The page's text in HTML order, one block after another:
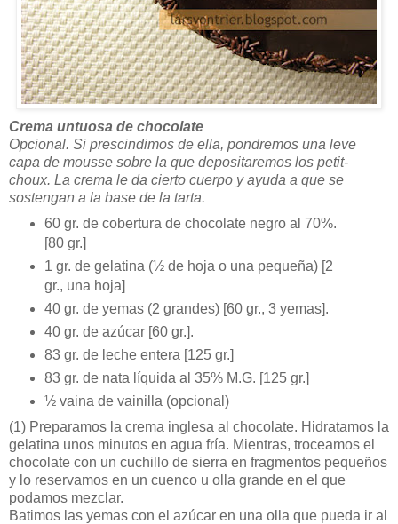
Crema untuosa de chocolate
Opcional. Si prescindimos de ella, pondremos una leve
capa de mousse sobre la que depositaremos los petit-
choux. La crema le da cierto cuerpo y ayuda a que se
sostengan a la base de la tarta.
60 gr. de cobertura de chocolate negro al 70%.
[80 gr.]
1 gr. de gelatina (½ de hoja o una pequeña) [2
gr., una hoja]
40 gr. de yemas (2 grandes) [60 gr., 3 yemas].
40 gr. de azúcar [60 gr.].
83 gr. de leche entera [125 gr.]
83 gr. de nata líquida al 35% M.G. [125 gr.]
½ vaina de vainilla (opcional)
(1) Preparamos la crema inglesa al chocolate. Hidratamos la
gelatina unos minutos en agua fría. Mientras, troceamos el
chocolate con un cuchillo de sierra en fragmentos pequeños
y lo reservamos en un cuenco u olla grande en el que
podamos mezclar.
Batimos las yemas con el azúcar en una olla que pueda ir al